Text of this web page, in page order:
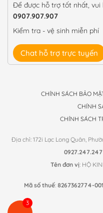
Để được hỗ trợ tốt nhất, vui
0907.907.907
Kiểm tra - vệ sinh miễn phí
Chat hỗ trợ trực tuyến
CHÍNH SÁCH BẢO
CHÍNH
CHÍNH SÁCH
Địa chỉ: 172i Lạc Long Quân,
0927.247.247
Tên đơn vị: HỘ
Mã số thuế:8267362774-
3